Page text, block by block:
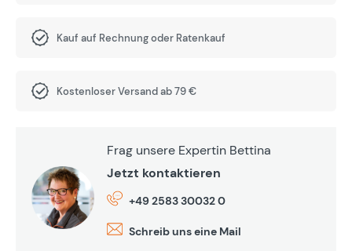
Kauf auf Rechnung oder Ratenkauf
Kostenloser Versand ab 79 €
Frag unsere Expertin Bettina
Jetzt kontaktieren
+49 2583 30032 0
Schreib uns eine Mail